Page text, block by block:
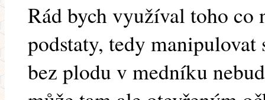
Rád bych využíval toho co
podstaty, tedy
bez plodu v medníku